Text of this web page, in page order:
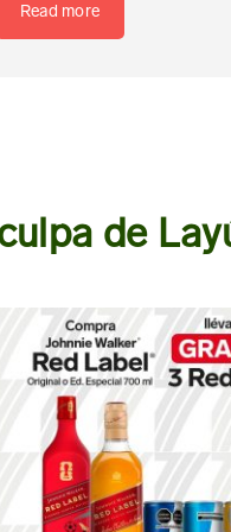
Read more
de